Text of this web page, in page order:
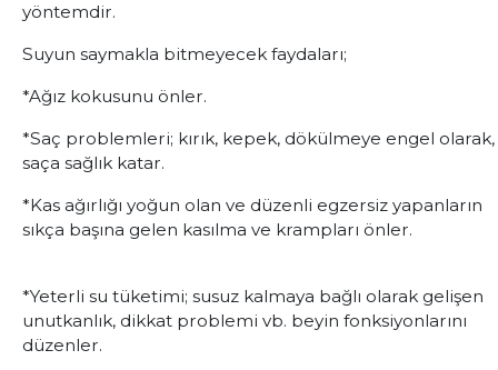
yöntemdir.
Suyun saymakla bitmeyecek faydaları;
*Ağız kokusunu önler.
*Saç problemleri; kırık, kepek, dökülmeye engel olarak,
saça sağlık katar.
*Kas ağırlığı yoğun olan ve düzenli egzersiz yapanların
sıkça başına gelen kasılma ve krampları önler.
*Yeterli su tüketimi; susuz kalmaya bağlı olarak gelişen
unutkanlık, dikkat problemi vb. beyin fonksiyonlarını
düzenler.